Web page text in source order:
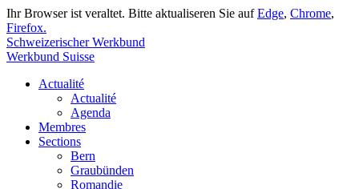
Ihr Browser ist veraltet. Bitte aktualiseren Sie aufEdge, Chrome,
Firefox.
Schweizerischer Werkbund
Werkbund Suisse
Actualité
Actualité
Agenda
Membres
Sections
Bern
Graubünden
Romandie